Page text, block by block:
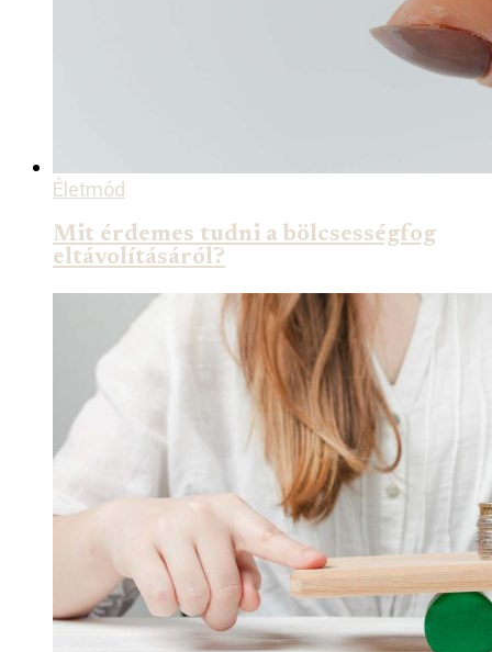
Életmód
Mit érdemes tudni a bölcsességfog
eltávolításáról?